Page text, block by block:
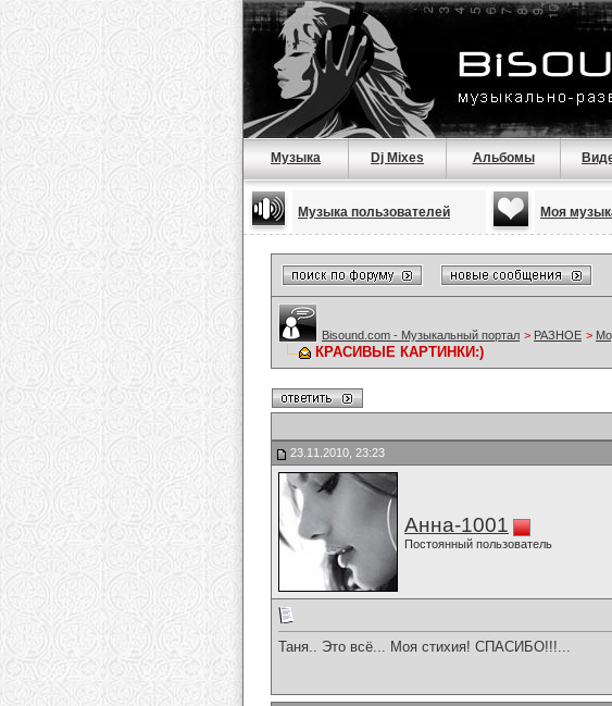
Музыка Dj Mixes Альбомы
Музыка пользователей Моя
Bisound.com - Музыкальный портал > РАЗНОЕ >
КРАСИВЫЕ КАРТИНКИ:)
23.11.2010, 23:23
Анна-1001
Постоянный пользователь
Таня.. Это всё... Моя стихия! СПАСИБО!!!...